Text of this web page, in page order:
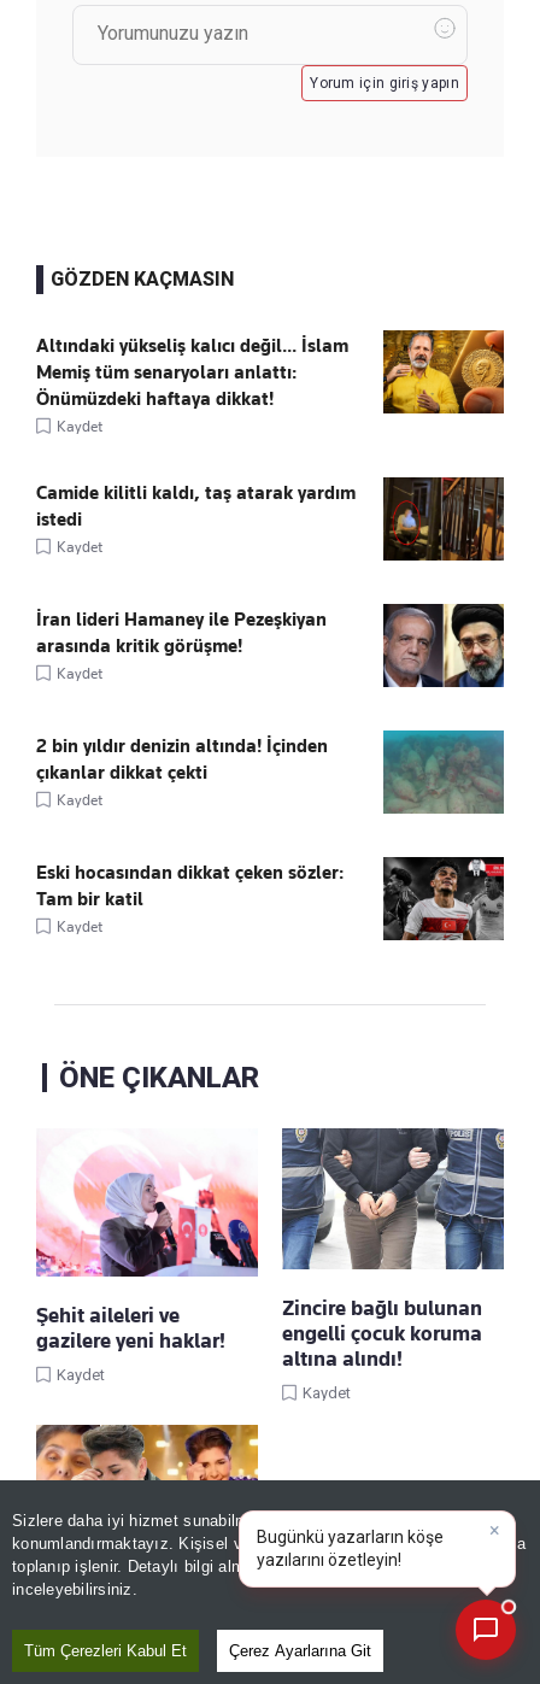
Sizlere daha iyi hizmet sunabilmek adına sitemizde
konumlandırmaktayız. Kişisel verileriniz, KVKK ve GDPR kapsamında
toplanıp işlenir. Detaylı bilgi almak içinAydınlatma Metnimizi
inceleyebilirsiniz.
Tüm Çerezleri Kabul Et Çerez Ayarlarına Git
Yorum için giriş yapın
GÖZDEN KAÇMASIN
Altındaki yükseliş kalıcı değil... İslam
Memiş tüm senaryoları anlattı:
Önümüzdeki haftaya dikkat!
Kaydet
Camide kilitli kaldı, taş atarak yardım
istedi
Kaydet
İran lideri Hamaney ile Pezeşkiyan
arasında kritik görüşme!
Kaydet
2 bin yıldır denizin altında! İçinden
çıkanlar dikkat çekti
Kaydet
Eski hocasından dikkat çeken sözler:
Tam bir katil
Kaydet
ÖNE ÇIKANLAR
Şehit aileleri ve
gazilere yeni haklar!
Kaydet
Zincire bağlı bulunan
engelli çocuk koruma
altına alındı!
Kaydet
Cansever’in cenaze
programı belli oldu!
Kaydet
×
Bugünkü yazarların köşe
yazılarını özetleyin!